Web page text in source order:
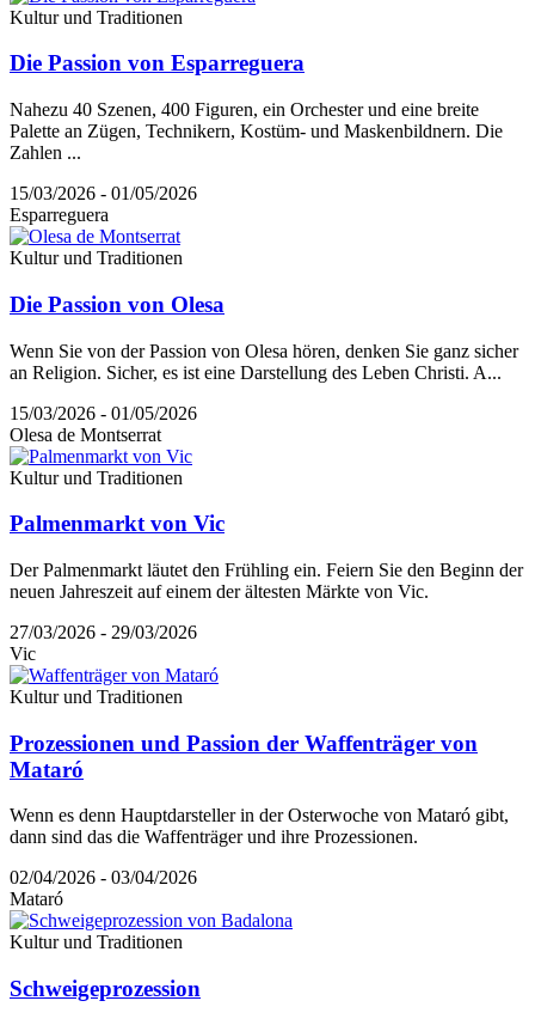
Kultur und Traditionen
Die Passion von Esparreguera
Nahezu 40 Szenen, 400 Figuren, ein Orchester und eine breite
Palette an Zügen, Technikern, Kostüm- und Maskenbildnern. Die
Zahlen ...
15/03/2026 - 01/05/2026
Esparreguera
Kultur und Traditionen
Die Passion von Olesa
Wenn Sie von der Passion von Olesa hören, denken Sie ganz sicher
an Religion. Sicher, es ist eine Darstellung des Leben Christi. A...
15/03/2026 - 01/05/2026
Olesa de Montserrat
Kultur und Traditionen
Palmenmarkt von Vic
Der Palmenmarkt läutet den Frühling ein. Feiern Sie den Beginn der
neuen Jahreszeit auf einem der ältesten Märkte von Vic.
27/03/2026 - 29/03/2026
Vic
Kultur und Traditionen
Prozessionen und Passion der Waffenträger von
Mataró
Wenn es denn Hauptdarsteller in der Osterwoche von Mataró gibt,
dann sind das die Waffenträger und ihre Prozessionen.
02/04/2026 - 03/04/2026
Mataró
Kultur und Traditionen
Schweigeprozession